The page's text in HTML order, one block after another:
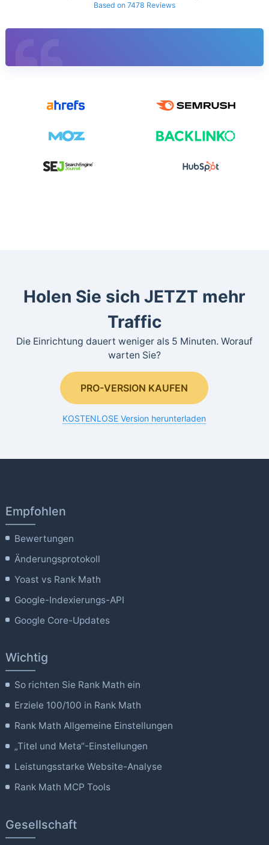
Based on 7478 Reviews
Holen Sie sich JETZT mehr
Traffic
Die Einrichtung dauert weniger als 5 Minuten. Worauf
warten Sie?
PRO-VERSION KAUFEN
KOSTENLOSE Version herunterladen
Empfohlen
Bewertungen
Änderungsprotokoll
Yoast vs Rank Math
Google-Indexierungs-API
Google Core-Updates
Wichtig
So richten Sie Rank Math ein
Erziele 100/100 in Rank Math
Rank Math Allgemeine Einstellungen
„Titel und Meta“-Einstellungen
Leistungsstarke Website-Analyse
Rank Math MCP Tools
Gesellschaft